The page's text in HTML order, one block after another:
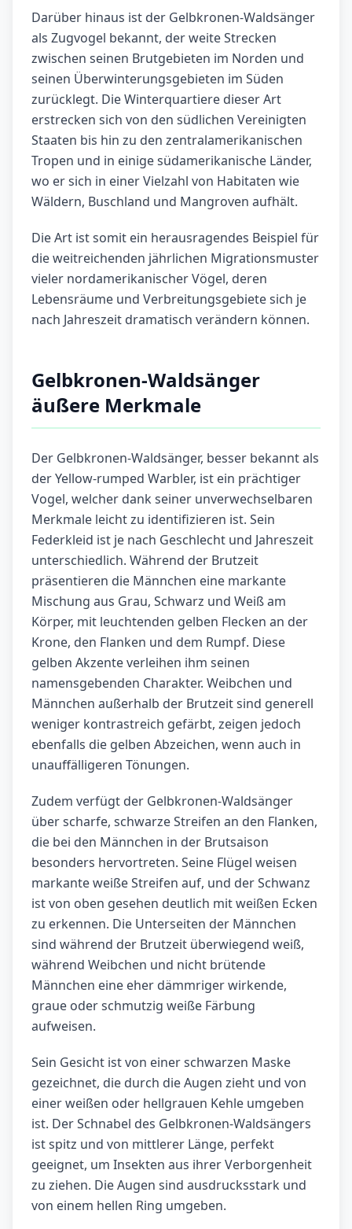
Darüber hinaus ist der Gelbkronen-Waldsänger
als Zugvogel bekannt, der weite Strecken
zwischen seinen Brutgebieten im Norden und
seinen Überwinterungsgebieten im Süden
zurücklegt. Die Winterquartiere dieser Art
erstrecken sich von den südlichen Vereinigten
Staaten bis hin zu den zentralamerikanischen
Tropen und in einige südamerikanische Länder,
wo er sich in einer Vielzahl von Habitaten wie
Wäldern, Buschland und Mangroven aufhält.
Die Art ist somit ein herausragendes Beispiel für
die weitreichenden jährlichen Migrationsmuster
vieler nordamerikanischer Vögel, deren
Lebensräume und Verbreitungsgebiete sich je
nach Jahreszeit dramatisch verändern können.
Gelbkronen-Waldsänger
äußere Merkmale
Der Gelbkronen-Waldsänger, besser bekannt als
der Yellow-rumped Warbler, ist ein prächtiger
Vogel, welcher dank seiner unverwechselbaren
Merkmale leicht zu identifizieren ist. Sein
Federkleid ist je nach Geschlecht und Jahreszeit
unterschiedlich. Während der Brutzeit
präsentieren die Männchen eine markante
Mischung aus Grau, Schwarz und Weiß am
Körper, mit leuchtenden gelben Flecken an der
Krone, den Flanken und dem Rumpf. Diese
gelben Akzente verleihen ihm seinen
namensgebenden Charakter. Weibchen und
Männchen außerhalb der Brutzeit sind generell
weniger kontrastreich gefärbt, zeigen jedoch
ebenfalls die gelben Abzeichen, wenn auch in
unauffälligeren Tönungen.
Zudem verfügt der Gelbkronen-Waldsänger
über scharfe, schwarze Streifen an den Flanken,
die bei den Männchen in der Brutsaison
besonders hervortreten. Seine Flügel weisen
markante weiße Streifen auf, und der Schwanz
ist von oben gesehen deutlich mit weißen Ecken
zu erkennen. Die Unterseiten der Männchen
sind während der Brutzeit überwiegend weiß,
während Weibchen und nicht brütende
Männchen eine eher dämmriger wirkende,
graue oder schmutzig weiße Färbung
aufweisen.
Sein Gesicht ist von einer schwarzen Maske
gezeichnet, die durch die Augen zieht und von
einer weißen oder hellgrauen Kehle umgeben
ist. Der Schnabel des Gelbkronen-Waldsängers
ist spitz und von mittlerer Länge, perfekt
geeignet, um Insekten aus ihrer Verborgenheit
zu ziehen. Die Augen sind ausdrucksstark und
von einem hellen Ring umgeben.